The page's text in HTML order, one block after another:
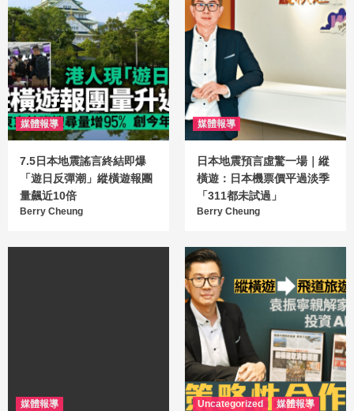
媒體報導
7.5日本地震謠言終結即爆
「遊日反彈潮」縱橫遊報團
量飆近10倍
Berry Cheung
媒體報導
日本地震預言虛驚一場｜縱
橫遊：日本機票價平過淡季
「311都未試過」
Berry Cheung
媒體報導 Uncategorized 媒體報導